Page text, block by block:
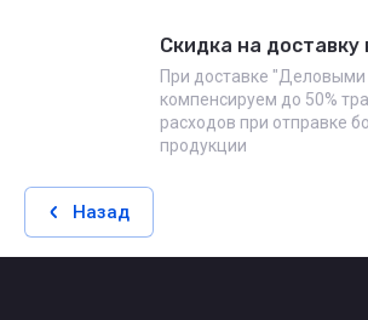
Скидка на доставку
При доставке
компенсируем до 50%
расходов при отправке
продукции
Назад